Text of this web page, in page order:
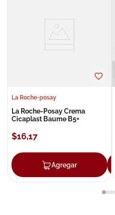
La Roche-posay
La Roche-Posay Crema
Cicaplast Baume B5+
$16,17
Agregar